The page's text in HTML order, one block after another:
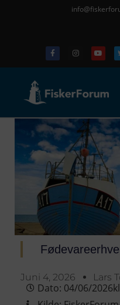
Juni 4, 2026 Lars
Dato: 04/06/2026